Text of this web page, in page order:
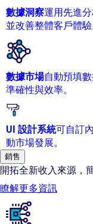
數據洞察運用先進
並改善整體客戶體驗
數據市場自動預填
準確性與效率。
UI 設計系統可自訂
動市場發展。
銷售
開拓全新收入來源，
瞭解更多資訊